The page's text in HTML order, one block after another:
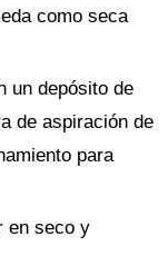
como seca
un depósito de
de aspiración de
para
en seco y